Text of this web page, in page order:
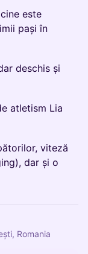
este
pași în
deschis și
atletism Lia
viteză
dar și o
Romania